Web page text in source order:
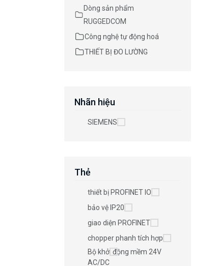
Dòng sản phẩm
RUGGEDCOM
Công nghệ tự động hoá
THIẾT BỊ ĐO LƯỜNG
Nhãn hiệu
SIEMENS
Thẻ
thiết bị PROFINET IO
bảo vệ IP20
giao diện PROFINET
chopper phanh tích hợp
Bộ khởi động mềm 24V
AC/DC